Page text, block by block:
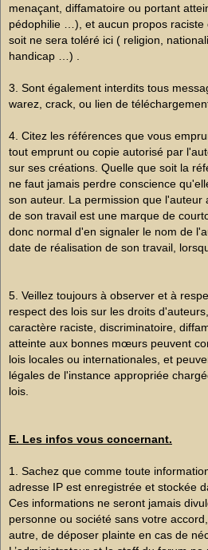
menaçant, diffamatoire ou portant
pédophilie …), et aucun propos raciste
soit ne sera toléré ici ( religion,
handicap …) .
3. Sont également interdits tous
warez, crack, ou lien de
4. Citez les références que vous
tout emprunt ou copie autorisé par
sur ses créations. Quelle que soit la
ne faut jamais perdre conscience
son auteur. La permission que l'auteur
de son travail est une marque de
donc normal d'en signaler le nom de
date de réalisation de son travail,
5. Veillez toujours à observer et à
respect des lois sur les droits
caractère raciste, discriminatoire,
atteinte aux bonnes mœurs peuvent
lois locales ou internationales, et
légales de l'instance appropriée
lois.
E. Les infos vous concernant.
1. Sachez que comme toute
adresse IP est enregistrée et stockée
Ces informations ne seront jamais
personne ou société sans votre
autre, de déposer plainte en cas de